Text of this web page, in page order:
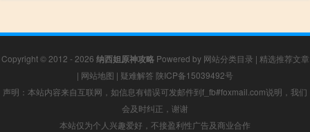
Copyright © 2012 - 2026 纳西妲原神攻略Powered by 网站分类目录 | 精选推荐文章
| 网站地图 | 疑难解答 陕ICP备15039492号
声明：本站内容来自互联网，如信息有错误可发邮件到f_fb#foxmail.com说明，我们
会及时纠正，谢谢
本站仅为个人兴趣爱好，不接盈利性广告及商业合作